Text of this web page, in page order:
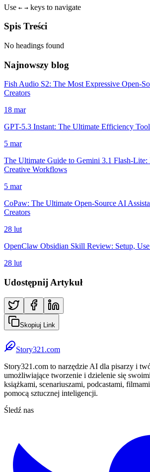
Use ← → keys to navigate
Spis Treści
No headings found
Najnowszy blog
Fish Audio S2: The Most Expressive Open-
Creators
18 mar
GPT-5.3 Instant: The Ultimate Efficiency
5 mar
The Ultimate Guide to Gemini 3.1 Flash-
Creative Workflows
5 mar
CoPaw: The Ultimate Open-Source AI
Creators
28 lut
OpenClaw Obsidian Skill Review: Setup,
28 lut
Udostępnij Artykuł
Skopiuj Link
Story321.com
Story321.com to narzędzie AI dla pisarzy i
umożliwiające tworzenie i dzielenie się
książkami, scenariuszami, podcastami,
pomocą sztucznej inteligencji.
Śledź nas